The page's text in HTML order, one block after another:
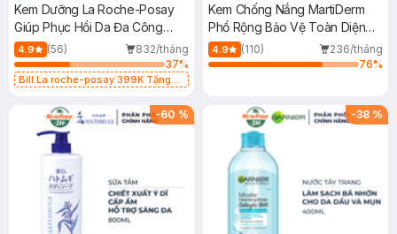
Kem Dưỡng La Roche-Posay
Giúp Phục Hồi Da Đa Công
Dụng 40ml
4.9 (56)
832/tháng
37%
Bill La roche-posay 399K Tặng
(SL có hạn)
Kem Chống Nắng MartiDerm
Phổ Rộng Bảo Vệ Toàn Diện
40ml
4.9 (110)
236/tháng
76%
-60 % -38 %